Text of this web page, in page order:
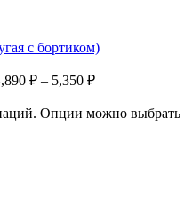
с бортиком)
₽ – 5,350 ₽
Опции можно выбрать